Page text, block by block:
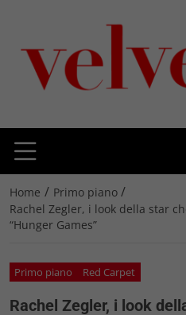
Home / Primo piano /
Rachel Zegler, i look della star
“Hunger Games”
Primo piano Red Carpet
Rachel Zegler, i look